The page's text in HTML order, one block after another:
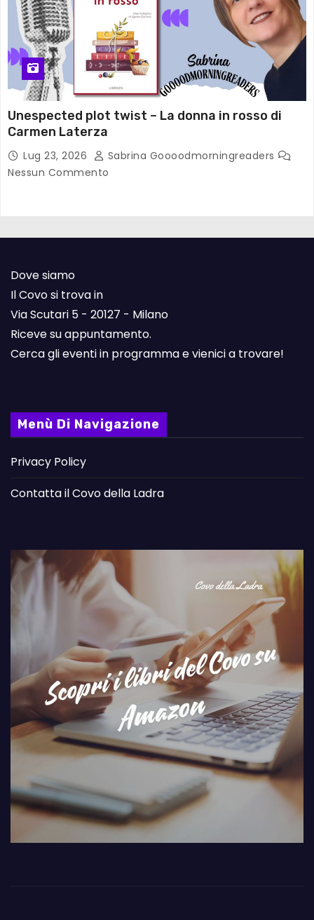
Unespected plot twist – La donna in rosso di
Carmen Laterza
Lug 23, 2026
Sabrina Goooodmorningreaders
Nessun Commento
Dove siamo
Il Covo si trova in
Via Scutari 5 - 20127 - Milano
Riceve su appuntamento.
Cerca gli eventi in programma e vienici a trovare!
Menù Di Navigazione
Privacy Policy
Contatta il Covo della Ladra